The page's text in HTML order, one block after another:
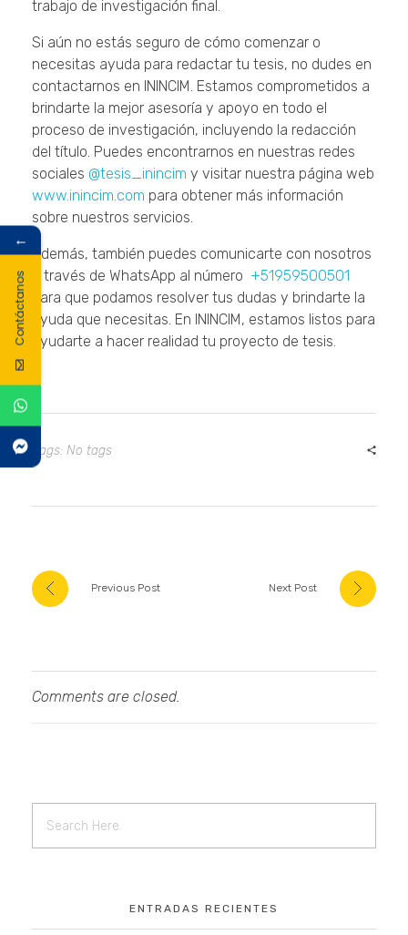
trabajo de investigación final.
Si aún no estás seguro de cómo comenzar o
necesitas ayuda para redactar tu tesis, no dudes en
contactarnos en ININCIM. Estamos comprometidos a
brindarte la mejor asesoría y apoyo en todo el
proceso de investigación, incluyendo la redacción
del título. Puedes encontrarnos en nuestras redes
sociales @tesis_inincim y visitar nuestra página web
www.inincim.com para obtener más información
sobre nuestros servicios.
Además, también puedes comunicarte con nosotros
a través de WhatsApp al número +51959500501
para que podamos resolver tus dudas y brindarte la
ayuda que necesitas. En ININCIM, estamos listos para
ayudarte a hacer realidad tu proyecto de tesis.
Tags: No tags
Previous Post Next Post
Comments are closed.
ENTRADAS RECIENTES
←
Contáctanos